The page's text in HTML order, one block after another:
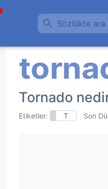
Sözlükte ara
Tornado
Etiketler: T Son